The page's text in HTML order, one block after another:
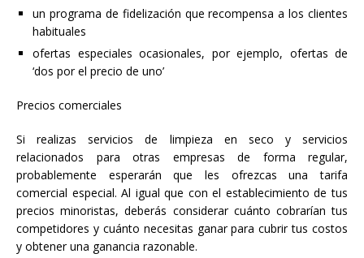
un programa de fidelización que recompensa a los clientes
habituales
ofertas especiales ocasionales, por ejemplo, ofertas de
‘dos ​​por el precio de uno’
Precios comerciales
Si realizas servicios de limpieza en seco y servicios
relacionados para otras empresas de forma regular,
probablemente esperarán que les ofrezcas una tarifa
comercial especial. Al igual que con el establecimiento de tus
precios minoristas, deberás considerar cuánto cobrarían tus
competidores y cuánto necesitas ganar para cubrir tus costos
y obtener una ganancia razonable.